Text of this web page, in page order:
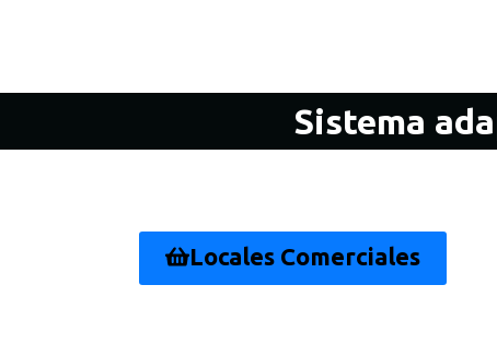
Sistema
Locales Comerciales